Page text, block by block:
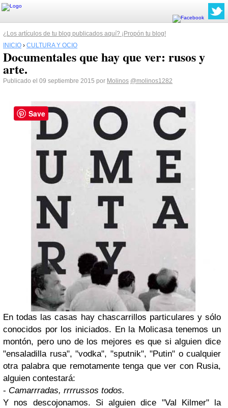
¿Los artículos de tu blog publicados aquí? ¡Propón tu blog!
INICIO › CULTURA Y OCIO
Documentales que hay que ver: rusos y
arte.
Publicado el 09 septiembre 2015 por Molinos @molinos1282
En todas las casas hay chascarrillos particulares y sólo
conocidos por los iniciados. En la Molicasa tenemos un
montón, pero uno de los mejores es que si alguien dice
"ensaladilla rusa", "vodka", "sputnik", "Putin" o cualquier
otra palabra que remotamente tenga que ver con Rusia,
alguien contestará:
- Camarrradas, rrrrussos todos.
Y nos descojonamos. Si alguien dice "Val Kilmer" la
Save